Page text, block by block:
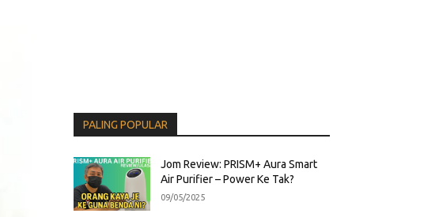
PALING POPULAR
Jom Review: PRISM+ Aura Smart
Air Purifier – Power Ke Tak?
09/05/2025